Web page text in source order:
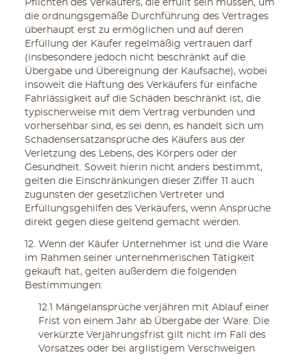
Pflichten des Verkäufers, die erfüllt sein müssen, um
die ordnungsgemäße Durchführung des Vertrages
überhaupt erst zu ermöglichen und auf deren
Erfüllung der Käufer regelmäßig vertrauen darf
(insbesondere jedoch nicht beschränkt auf die
Übergabe und Übereignung der Kaufsache), wobei
insoweit die Haftung des Verkäufers für einfache
Fahrlässigkeit auf die Schäden beschränkt ist, die
typischerweise mit dem Vertrag verbunden und
vorhersehbar sind, es sei denn, es handelt sich um
Schadensersatzansprüche des Käufers aus der
Verletzung des Lebens, des Körpers oder der
Gesundheit. Soweit hierin nicht anders bestimmt,
gelten die Einschränkungen dieser Ziffer 11 auch
zugunsten der gesetzlichen Vertreter und
Erfüllungsgehilfen des Verkäufers, wenn Ansprüche
direkt gegen diese geltend gemacht werden.
12. Wenn der Käufer Unternehmer ist und die Ware
im Rahmen seiner unternehmerischen Tätigkeit
gekauft hat, gelten außerdem die folgenden
Bestimmungen:
12.1 Mängelansprüche verjähren mit Ablauf einer
Frist von einem Jahr ab Übergabe der Ware. Die
verkürzte Verjährungsfrist gilt nicht im Fall des
Vorsatzes oder bei arglistigem Verschweigen